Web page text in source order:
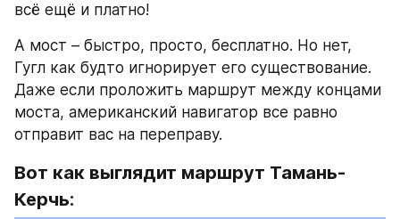
всё ещё и платно!
А мост – быстро, просто, бесплатно. Но нет,
Гугл как будто игнорирует его существование.
Даже если проложить маршрут между концами
моста, американский навигатор все равно
отправит вас на переправу.
Вот как выглядит маршрут Тамань-
Керчь: